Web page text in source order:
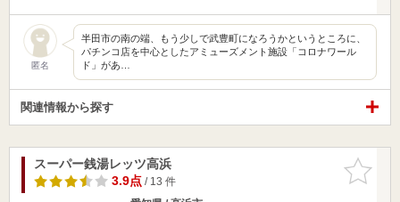
匿名
半田市の南の端、もう少しで武豊町になろうかというところに、
パチンコ店を中心としたアミューズメント施設「コロナワール
ド」があ…
関連情報から探す
お気に入
りに追加
スーパー銭湯レッツ高浜
3.9点/ 13 件